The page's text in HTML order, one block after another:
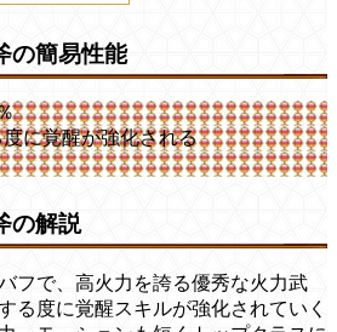
の簡易性能
に覚醒が強化される
の解説
フで、高火力を誇る優秀な火力武
る度に覚醒スキルが強化されていく